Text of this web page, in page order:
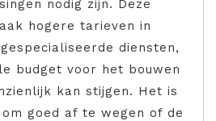
nodig zijn. Deze
hogere tarieven in
diensten,
budget voor het bouwen
kan stijgen. Het is
goed af te wegen of de